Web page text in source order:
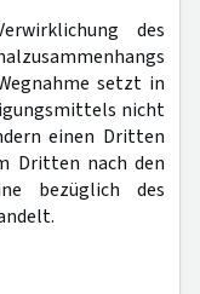
des
setzt in
nicht
einen Dritten
Dritten nach den
bezüglich des